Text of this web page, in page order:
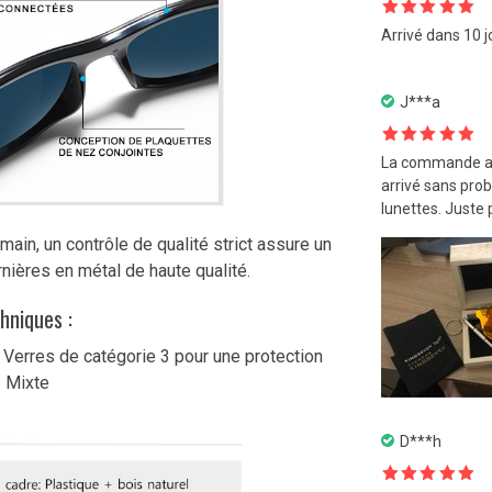
un contrôle de qualité strict assure un
en métal de haute qualité.
:
de catégorie 3 pour une protection
Mixte
Note5 sur
5Arrivé dans 10
J***a
Note5sur
5La commande
arrivé sans
lunettes. Juste
D***h